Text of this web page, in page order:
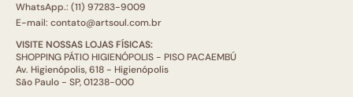
WhatsApp.: (11) 97283-9009
E-mail: contato@artsoul.com.br
VISITE NOSSAS LOJAS FÍSICAS:
SHOPPING PÁTIO HIGIENÓPOLIS - PISO PACAEMBÚ
Av. Higienópolis, 618 - Higienópolis
São Paulo - SP, 01238-000